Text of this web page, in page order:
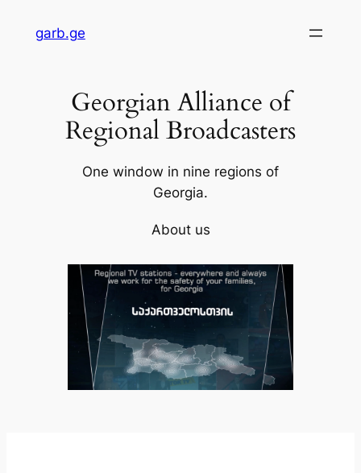
garb.ge
Georgian Alliance of
Regional Broadcasters
One window in nine regions of
Georgia.
About us